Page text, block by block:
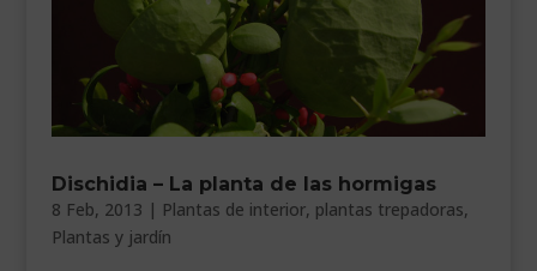
HORARIO GARDEN
CONTACTAR
___________________________
VEURE EN CATALÀ
Dischidia – La planta de las hormigas
8 Feb, 2013 | Plantas de interior, plantas trepadoras,
Plantas y jardín